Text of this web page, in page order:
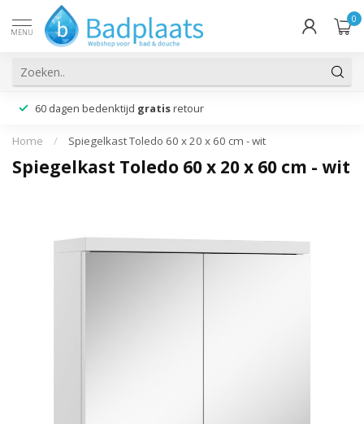
MENU
0
60 dagen bedenktijd gratis retour
Home / Spiegelkast Toledo 60 x 20 x 60 cm - wit
Spiegelkast Toledo 60 x 20 x 60 cm - wit